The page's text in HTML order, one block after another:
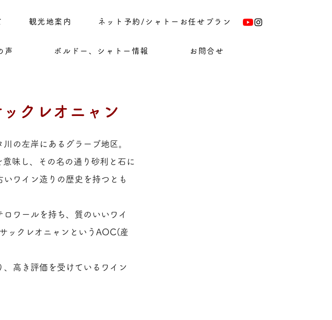
観光地案内 ネット予約/シャトーお任せプラン
声 ボルドー、シャトー情報 お問合せ
クレオニャン
の左岸にあるグラーブ地区。
味し、その名の通り砂利と石に
ワイン造りの歴史を持つとも
ワールを持ち、質のいいワイ
ックレオニャンというAOC(産
高き評価を受けているワイン